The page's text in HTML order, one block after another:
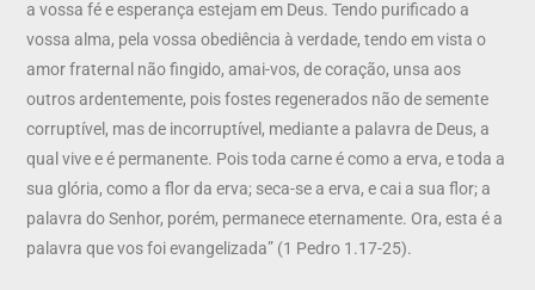
a vossa fé e esperança estejam em Deus. Tendo purificado a
vossa alma, pela vossa obediência à verdade, tendo em vista o
amor fraternal não fingido, amai-vos, de coração, unsa aos
outros ardentemente, pois fostes regenerados não de semente
corruptível, mas de incorruptível, mediante a palavra de Deus, a
qual vive e é permanente. Pois toda carne é como a erva, e toda a
sua glória, como a flor da erva; seca-se a erva, e cai a sua flor; a
palavra do Senhor, porém, permanece eternamente. Ora, esta é a
palavra que vos foi evangelizada” (1 Pedro 1.17-25).